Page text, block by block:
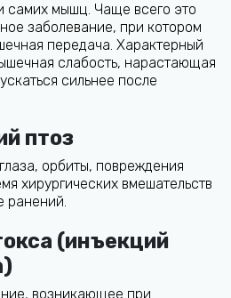
самих мышц. Чаще всего это
заболевание, при котором
передача. Характерный
слабость, нарастающая
сильнее после
птоз
орбиты, повреждения
хирургических вмешательств
ранений.
(инъекций
возникающее при